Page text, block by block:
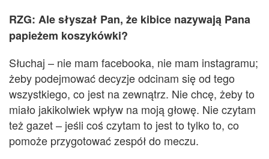
RZG: Ale słyszał Pan, że kibice nazywają Pana
papieżem koszykówki?
Słuchaj – nie mam facebooka, nie mam instagramu;
żeby podejmować decyzje odcinam się od tego
wszystkiego, co jest na zewnątrz. Nie chcę, żeby to
miało jakikolwiek wpływ na moją głowę. Nie czytam
też gazet – jeśli coś czytam to jest to tylko to, co
pomoże przygotować zespół do meczu.